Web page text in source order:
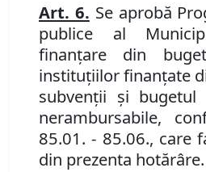
Art. 6. Se aprobă
publice al
finanţare din
instituţiilor finanţate
subvenţii şi bugetul
nerambursabile,
85.01. - 85.06., care
din prezenta hotărâre.